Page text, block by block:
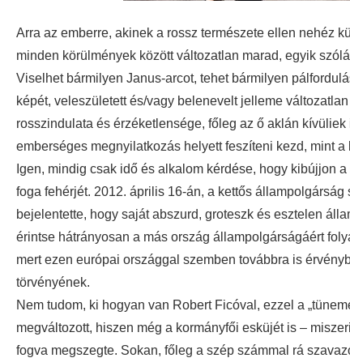
Arra az emberre, akinek a rossz természete ellen nehéz
minden körülmények között változatlan marad, egyik
Viselhet bármilyen Janus-arcot, tehet bármilyen
képét, veleszületett és/vagy belenevelt jelleme
rosszindulata és érzéketlensége, főleg az ő aklán
emberséges megnyilatkozás helyett feszíteni kezd, mint
Igen, mindig csak idő és alkalom kérdése, hogy kibújjon
foga fehérjét. 2012. április 16-án, a kettős
bejelentette, hogy saját abszurd, groteszk és esztelen
érintse hátrányosan a más ország állampolgárságáért
mert ezen európai országgal szemben továbbra is
törvényének.
Nem tudom, ki hogyan van Robert Ficóval, ezzel a
megváltozott, hiszen még a kormányfői esküjét is –
fogva megszegte. Sokan, főleg a szép számmal rá